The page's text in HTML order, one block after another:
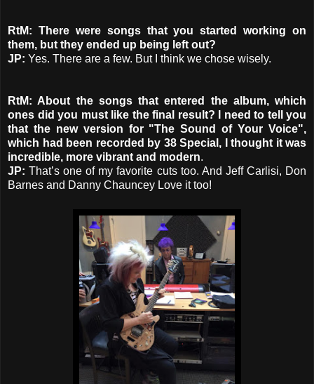
RtM: There were songs that you started working on
them, but they ended up being left out?
JP: Yes. There are a few. But I think we chose wisely.
RtM: About the songs that entered the album, which
ones did you must like the final result? I need to tell you
that the new version for "The Sound of Your Voice",
which had been recorded by 38 Special, I thought it was
incredible, more vibrant and modern.
JP: That’s one of my favorite cuts too. And Jeff Carlisi, Don
Barnes and Danny Chauncey Love it too!